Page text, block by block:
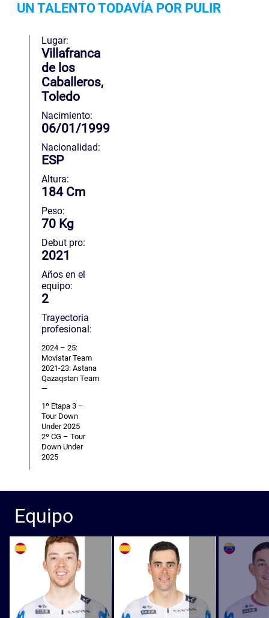
UN TALENTO TODAVÍA POR PULIR
Lugar:
Villafranca
de los
Caballeros,
Toledo
Nacimiento:
06/01/1999
Nacionalidad:
ESP
Altura:
184 Cm
Peso:
70 Kg
Debut pro:
2021
Años en el
equipo:
2
Trayectoria
profesional:
2024 – 25:
Movistar Team
2021-23: Astana
Qazaqstan Team
—
1º Etapa 3 –
Tour Down
Under 2025
2º CG – Tour
Down Under
2025
Equipo